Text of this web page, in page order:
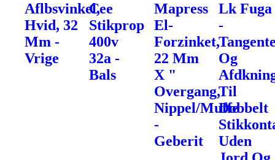
Aflbsvinkel,
Hvid, 32
Mm -
Vrige
Cee
Stikprop
400v
32a -
Bals
Mapress
El-
Forzinket,
22 Mm
X "
Overgang,
Nippel/Muffe
-
Geberit
Lk Fuga
-
Og
Til
Dobbelt
Uden